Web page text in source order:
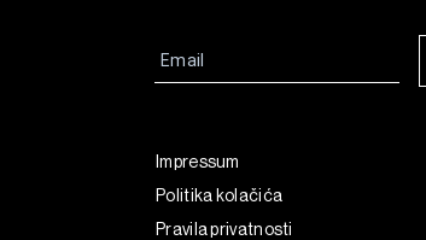
Impressum
Politika kolačića
Pravila privatnosti